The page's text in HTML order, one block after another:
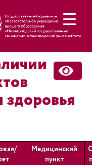
здоровья
Медицинский
пункт